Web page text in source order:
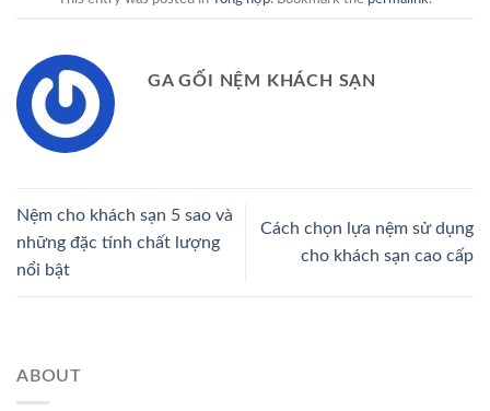
GA GỐI NỆM KHÁCH SẠN
Nệm cho khách sạn 5 sao và
những đặc tính chất lượng
nổi bật
Cách chọn lựa nệm sử dụng
cho khách sạn cao cấp
ABOUT